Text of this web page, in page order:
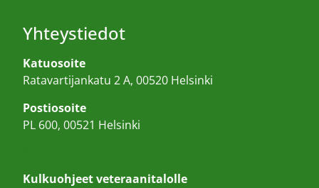
Yhteystiedot
Katuosoite
Ratavartijankatu 2 A, 00520 Helsinki
Postiosoite
PL 600, 00521 Helsinki
Kulkuohjeet veteraanitalolle